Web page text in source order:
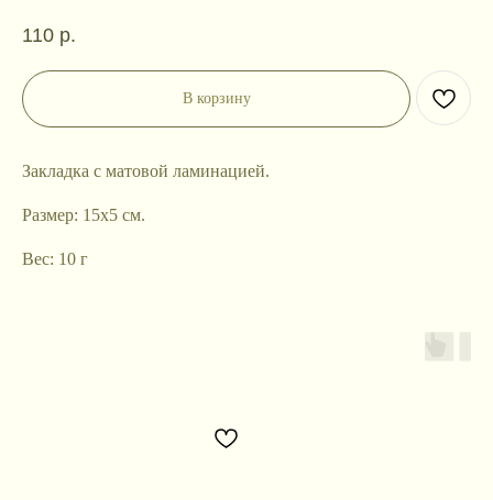
110 р.
В корзину
Закладка с матовой ламинацией.
Размер: 15х5 см.
Вес: 10 г